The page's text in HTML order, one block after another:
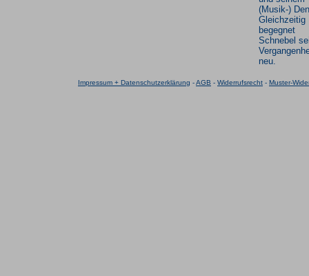
(Musik-)
Gleichzeitig
begegnet
Schnebel
neu.
Impressum + Datenschutzerklärung -AGB - Widerrufsrecht - Muster-